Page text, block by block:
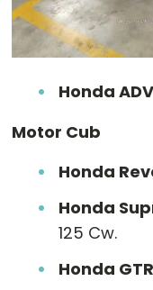
Honda
Motor Cub
Honda
Honda
125 Cw.
Honda